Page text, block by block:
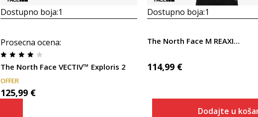
Dostupno boja:1
Prosecna ocena:
The North Face VECTIV™ Exploris 2
OFFER
125,99 €
Dostupno boja:1
The North Face M REAXION 2.0 FLEECE HYBRID FULL ZIP JAC
114,99 €
Dodajte u